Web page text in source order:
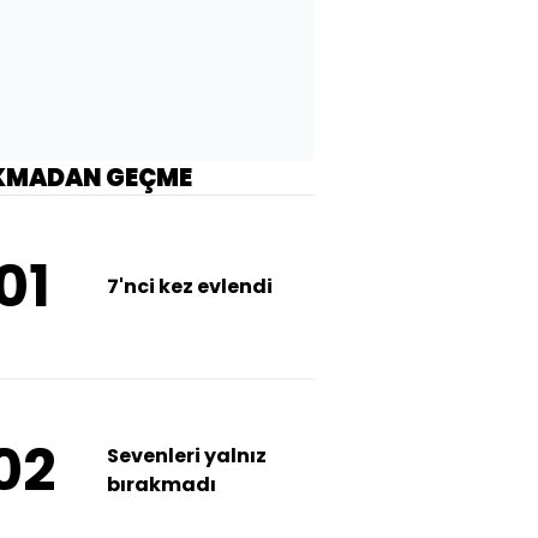
GEÇME
7'nci kez evlendi
Sevenleri yalnız
bırakmadı